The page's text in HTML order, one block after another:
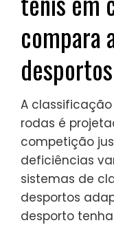
compara
A
rodas é
competição
deficiências
sistemas de
desportos
desporto